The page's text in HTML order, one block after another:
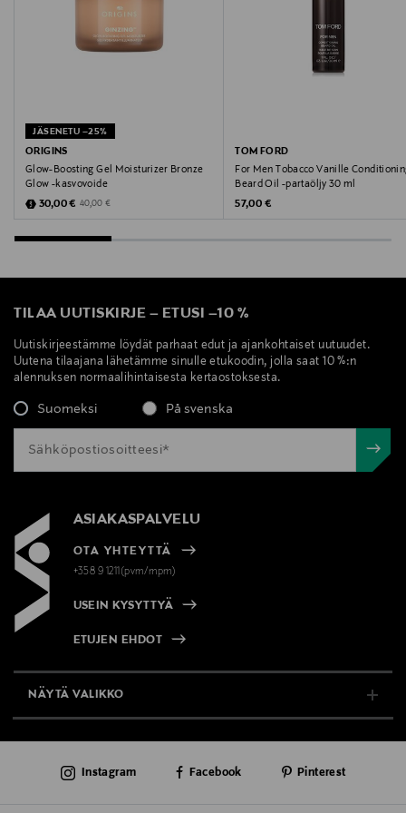
JÄSENETU –25%
ORIGINS
Glow-Boosting Gel Moisturizer Bronze
Glow -kasvovoide
Discounted Price
30,00 € Original Price
40,00 €
TOM FORD
For Men Tobacco Vanille
Beard Oil -partaöljy 30 ml
Original Price
57,00 €
TILAA UUTISKIRJE – ETUSI –10 %
Uutiskirjeestämme löydät parhaat edut ja ajankohtaiset uutuudet.
Uutena tilaajana lähetämme sinulle etukoodin, jolla saat 10 %:n
alennuksen normaalihintaisesta kertaostoksesta.
Suomeksi På svenska
ASIAKASPALVELU
OTA YHTEYTTÄ
+358 9 1211(pvm/mpm)
USEIN KYSYTTYÄ
ETUJEN EHDOT
NÄYTÄ VALIKKO
AJANKOHTAISTA
Instagram Facebook Pinterest